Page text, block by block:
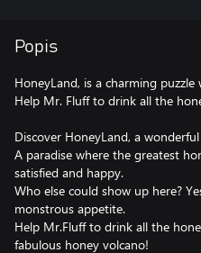
Popis
HoneyLand, is a charming
Help Mr. Fluff to drink all the
Discover HoneyLand, a
A paradise where the greatest
satisfied and happy.
Who else could show up here?
monstrous appetite.
Help Mr.Fluff to drink all the
fabulous honey volcano!